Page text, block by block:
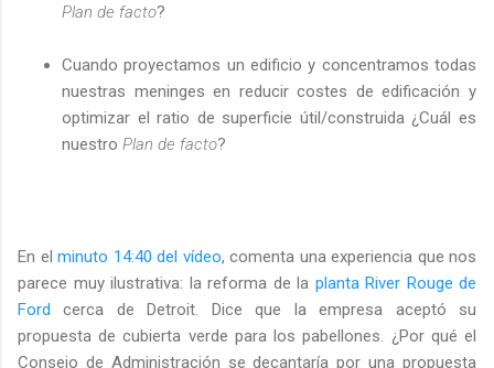
Plan de facto?
Cuando proyectamos un edificio y concentramos todas
nuestras meninges en reducir costes de edificación y
optimizar el ratio de superficie útil/construida ¿Cuál es
nuestro Plan de facto?
En el minuto 14:40 del vídeo, comenta una experiencia que nos
parece muy ilustrativa: la reforma de la planta River Rouge de
Ford cerca de Detroit. Dice que la empresa aceptó su
propuesta de cubierta verde para los pabellones. ¿Por qué el
Consejo de Administración se decantaría por una propuesta